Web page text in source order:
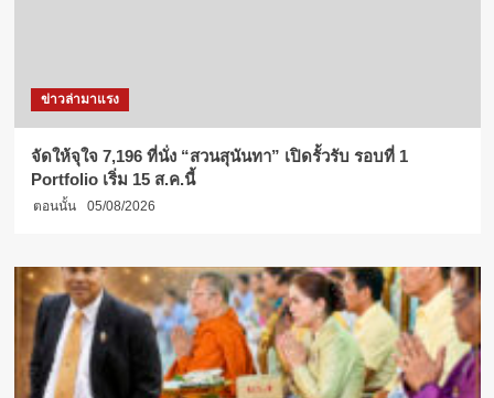
ข่าวล่ามาแรง
จัดให้จุใจ 7,196 ที่นั่ง “สวนสุนันทา” เปิดรั้วรับ รอบที่ 1
Portfolio เริ่ม 15 ส.ค.นี้
ตอนนั้น 05/08/2026